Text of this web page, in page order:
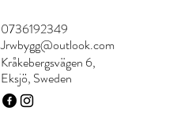
0736192349
Jrwbygg@outlook.com
Kråkebergsvägen 6,
Eksjö, Sweden